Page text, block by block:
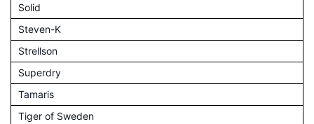
Solid
Steven-K
Strellson
Superdry
Tamaris
Tiger of Sweden